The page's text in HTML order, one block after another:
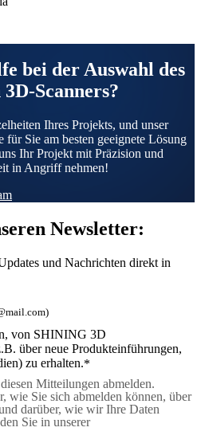
ElfNEU
Wireless
NEU
Elite
NEU
Wireless
3
DS-EX Pro (H)
EX Pro (C)
K
bei der Auswahl des
Scanners?
Ihres Projekts, und unser
Sie am besten geeignete Lösung
Ihr Projekt mit Präzision und
in Angriff nehmen!
Newsletter:
und Nachrichten direkt in
von SHINING 3D
über neue Produkteinführungen,
zu erhalten.*
Mitteilungen abmelden.
wie Sie sich abmelden können, über
darüber, wie wir Ihre Daten
Sie in unserer